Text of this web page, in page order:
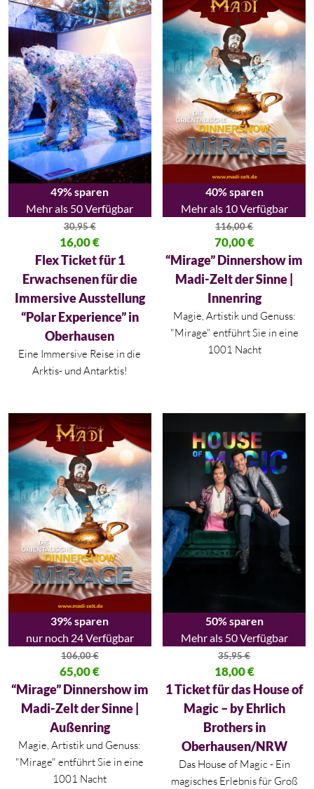
49% sparen
Mehr als 50 Verfügbar
30,95€
Ursprünglicher Preis war: 30,95 €
16,00€
Aktueller Preis ist: 16,00 €.
Flex Ticket für 1
Erwachsenen für die
Immersive Ausstellung
“Polar Experience” in
Oberhausen
Eine Immersive Reise in die
Arktis- und Antarktis!
40% sparen
Mehr als 10 Verfügbar
116,00€
Ursprünglicher Preis war:
70,00€
Aktueller Preis ist: 70,00 €.
“Mirage” Dinnershow im
Madi-Zelt der Sinne |
Innenring
Magie, Artistik und Genuss:
"Mirage" entführt Sie in eine
1001 Nacht
39% sparen
nur noch 24 Verfügbar
106,00€
Ursprünglicher Preis war: 106,00 €
65,00€
Aktueller Preis ist: 65,00 €.
“Mirage” Dinnershow im
Madi-Zelt der Sinne |
Außenring
Magie, Artistik und Genuss:
"Mirage" entführt Sie in eine
1001 Nacht
50% sparen
Mehr als 50 Verfügbar
35,95€
Ursprünglicher Preis war:
18,00€
Aktueller Preis ist: 18,00 €.
1 Ticket für das House of
Magic – by Ehrlich
Brothers in
Oberhausen/NRW
Das House of Magic - Ein
magisches Erlebnis für Groß